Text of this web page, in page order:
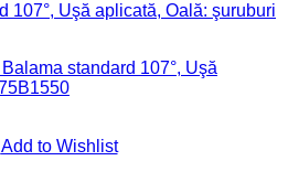
107°, Uşă aplicată, Oală: şuruburi
Add to Wishlist